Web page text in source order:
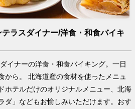
ラスダイナー/洋食・和食バイキ
イナーの洋食・和食バイキング。一日
から。 北海道産の食材を使ったメニュ
ホテルだけのオリジナルメニュー、北海
ダ」などもお愉しみいただけます。おす